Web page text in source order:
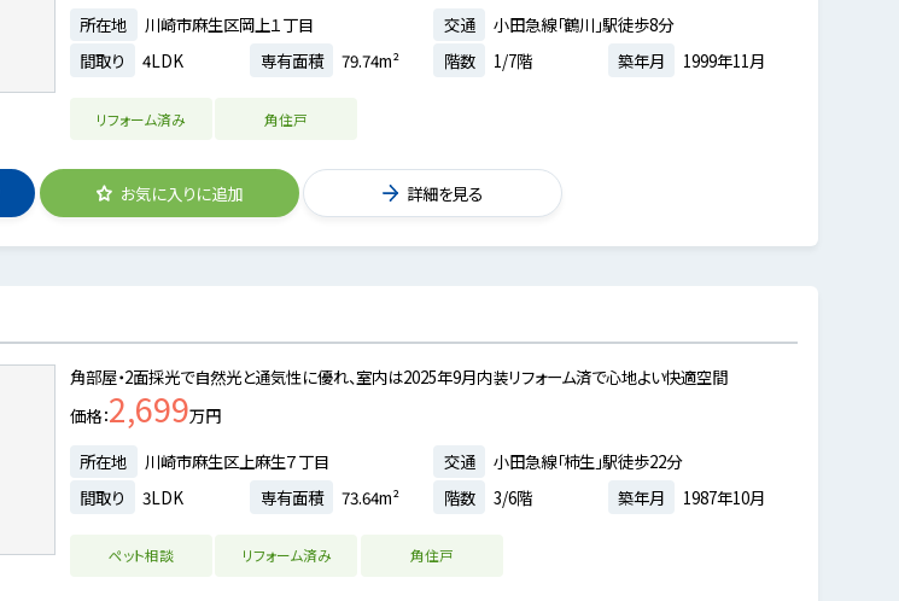
所在地
川崎市麻生区岡上１丁目 交通
小田急線「鶴川」駅徒歩8分
間取り
4LDK 専有面積 79.74m² 階数 1/7階 築年月 1999年11月
リフォーム済み 角住戸
お気に入りに追加 詳細を見る
角部屋・2面採光で自然光と通気性に優れ、室内は2025年9月内装リフォーム済で心地よい快適空間
価格 2,699万円
所在地
川崎市麻生区上麻生７丁目 交通
小田急線「柿生」駅徒歩22分
間取り
3LDK 専有面積 73.64m² 階数 3/6階 築年月 1987年10月
ペット相談 リフォーム済み 角住戸